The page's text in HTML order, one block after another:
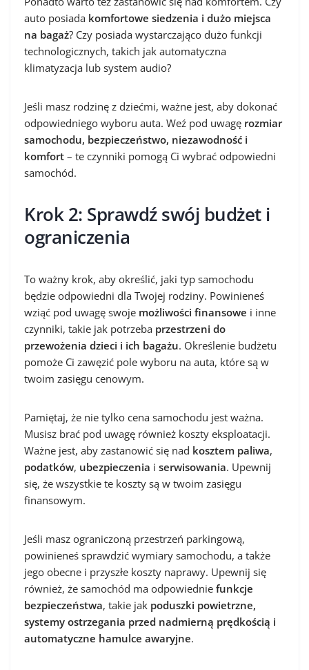
auto posiada komfortowe siedzenia i dużo miejsca
na bagaż? Czy posiada wystarczająco dużo funkcji
technologicznych, takich jak automatyczna
klimatyzacja lub system audio?
Jeśli masz rodzinę z dziećmi, ważne jest, aby dokonać
odpowiedniego wyboru auta. Weź pod uwagę rozmiar
samochodu, bezpieczeństwo, niezawodność i
komfort – te czynniki pomogą Ci wybrać odpowiedni
samochód.
Krok 2: Sprawdź swój budżet i
ograniczenia
To ważny krok, aby określić, jaki typ samochodu
będzie odpowiedni dla Twojej rodziny. Powinieneś
wziąć pod uwagę swoje możliwości finansowe i inne
czynniki, takie jak potrzeba przestrzeni do
przewożenia dzieci i ich bagażu. Określenie budżetu
pomoże Ci zawęzić pole wyboru na auta, które są w
twoim zasięgu cenowym.
Pamiętaj, że nie tylko cena samochodu jest ważna.
Musisz brać pod uwagę również koszty eksploatacji.
Ważne jest, aby zastanowić się nad kosztem paliwa,
podatków, ubezpieczenia i serwisowania. Upewnij
się, że wszystkie te koszty są w twoim zasięgu
finansowym.
Jeśli masz ograniczoną przestrzeń parkingową,
powinieneś sprawdzić wymiary samochodu, a także
jego obecne i przyszłe koszty naprawy. Upewnij się
również, że samochód ma odpowiednie funkcje
bezpieczeństwa, takie jak poduszki powietrzne,
systemy ostrzegania przed nadmierną prędkością i
automatyczne hamulce awaryjne.